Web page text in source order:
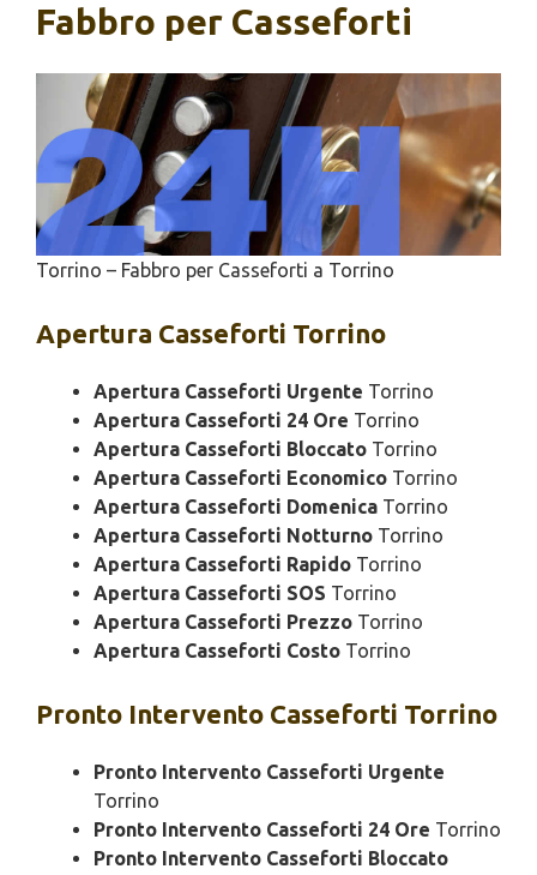
Fabbro per Casseforti
Torrino – Fabbro per Casseforti a Torrino
Apertura Casseforti Torrino
Apertura Casseforti Urgente Torrino
Apertura Casseforti 24 Ore Torrino
Apertura Casseforti Bloccato Torrino
Apertura Casseforti Economico Torrino
Apertura Casseforti Domenica Torrino
Apertura Casseforti Notturno Torrino
Apertura Casseforti Rapido Torrino
Apertura Casseforti SOS Torrino
Apertura Casseforti Prezzo Torrino
Apertura Casseforti Costo Torrino
Pronto Intervento Casseforti Torrino
Pronto Intervento Casseforti Urgente
Torrino
Pronto Intervento Casseforti 24 Ore Torrino
Pronto Intervento Casseforti Bloccato